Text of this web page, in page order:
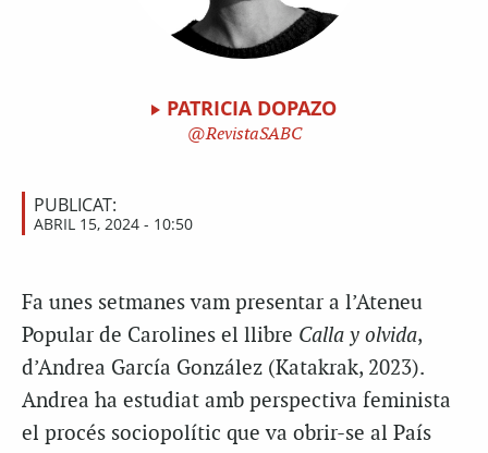
PATRICIA DOPAZO
RevistaSABC
PUBLICAT:
ABRIL 15, 2024 - 10:50
Fa unes setmanes vam presentar a l’Ateneu
Popular de Carolines el llibre Calla y olvida,
d’Andrea García González (Katakrak, 2023).
Andrea ha estudiat amb perspectiva feminista
el procés sociopolític que va obrir-se al País